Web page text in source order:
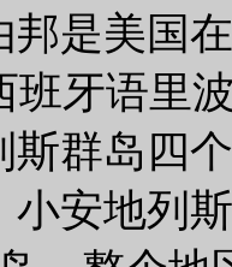
邦是美国
班牙语里
斯群岛四
小安地列